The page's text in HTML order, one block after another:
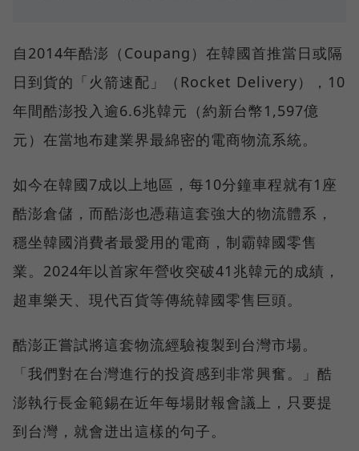
自2014年酷澎（Coupang）在韓國首推當日或隔
日到貨的「火箭速配」（Rocket Delivery），10
年間酷澎投入逾6.6兆韓元（約新台幣1,597億
元）在當地布建業界最綿密的電商物流系統。
如今在韓國7成以上地區，每10分鐘車程就有1座
酷澎倉儲，而酷澎也憑藉這套強大的物流體系，
穩坐韓國消費者最愛用的電商，制霸韓國零售
業。2024年以首家年營收突破41兆韓元的成績，
超車樂天、現代百貨等傳統韓國零售巨頭。
酷澎正嘗試將這套物流經驗複製到台灣市場。
「我們對在台灣進行的投資感到非常興奮。」酷
澎執行長金範錫在近年每場財報會議上，只要提
到台灣，就會迸出這樣的句子。